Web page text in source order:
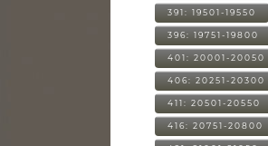
391: 19501-19550
396: 19751-19800
401: 20001-20050
406: 20251-20300
411: 20501-20550
416: 20751-20800